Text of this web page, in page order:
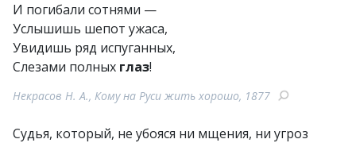
И погибали сотнями —
Услышишь шепот ужаса,
Увидишь ряд испуганных,
Слезами полных глаз!
Некрасов Н. А., Кому на Руси жить хорошо, 1877
Судья, который, не убояся ни мщения, ни угроз